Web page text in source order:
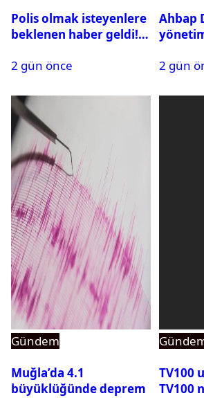
Polis olmak isteyenlere
beklenen haber geldi!
2 gün önce
Ahbap
açıldı
2 gün
Gündem
Muğla’da 4.1
büyüklüğünde deprem
TV100
TV100